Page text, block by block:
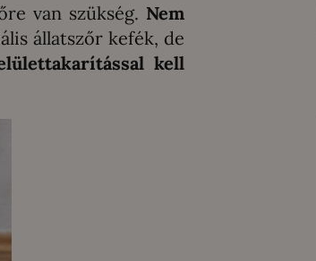
van szükség. Nem
állatszőr kefék, de
kell